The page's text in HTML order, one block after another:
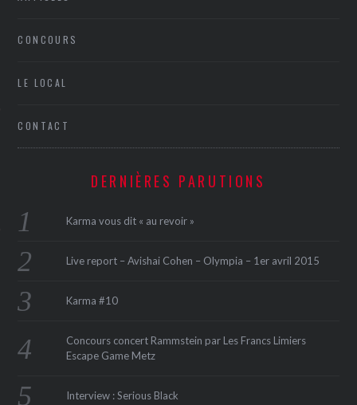
CONCOURS
LE LOCAL
CONTACT
DERNIÈRES PARUTIONS
Karma vous dit « au revoir »
Live report – Avishai Cohen – Olympia – 1er avril 2015
Karma #10
Concours concert Rammstein par Les Francs Limiers
Escape Game Metz
Interview : Serious Black